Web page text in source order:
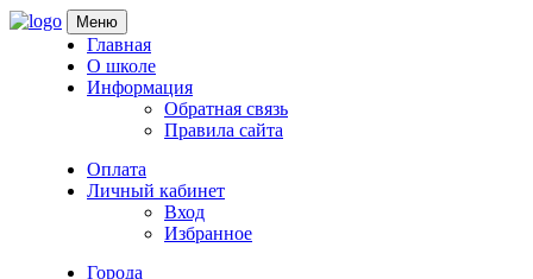
Skip
Меню
Главная
О школе
Информация
Обратная связь
Правила сайта
Оплата
Личный кабинет
Вход
Избранное
Города